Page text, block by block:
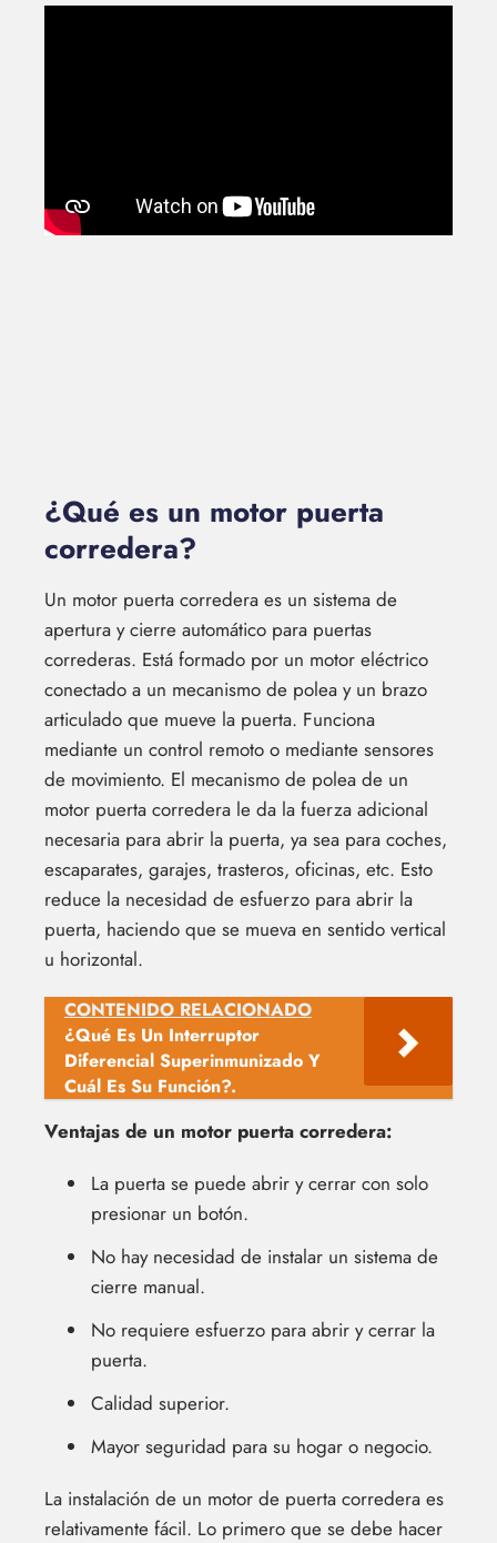
¿Qué es un motor puerta
corredera?
Un motor puerta corredera es un sistema de
apertura y cierre automático para puertas
correderas. Está formado por un motor eléctrico
conectado a un mecanismo de polea y un brazo
articulado que mueve la puerta. Funciona
mediante un control remoto o mediante sensores
de movimiento. El mecanismo de polea de un
motor puerta corredera le da la fuerza adicional
necesaria para abrir la puerta, ya sea para coches,
escaparates, garajes, trasteros, oficinas, etc. Esto
reduce la necesidad de esfuerzo para abrir la
puerta, haciendo que se mueva en sentido vertical
u horizontal.
CONTENIDO RELACIONADO
¿Qué Es Un Interruptor
Diferencial Superinmunizado Y
Cuál Es Su Función?.
Ventajas de un motor puerta corredera:
La puerta se puede abrir y cerrar con solo
presionar un botón.
No hay necesidad de instalar un sistema de
cierre manual.
No requiere esfuerzo para abrir y cerrar la
puerta.
Calidad superior.
Mayor seguridad para su hogar o negocio.
La instalación de un motor de puerta corredera es
relativamente fácil. Lo primero que se debe hacer